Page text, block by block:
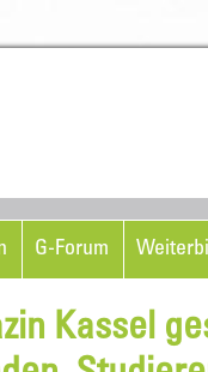
G-Forum
Kassel